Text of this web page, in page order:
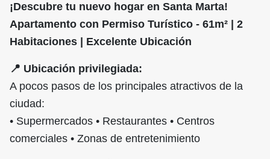
¡Descubre tu nuevo hogar en Santa Marta!
Apartamento con Permiso Turístico - 61m² | 2
Habitaciones | Excelente Ubicación
📍 Ubicación privilegiada:
A pocos pasos de los principales atractivos de la
ciudad:
• Supermercados • Restaurantes • Centros
comerciales • Zonas de entretenimiento